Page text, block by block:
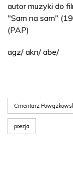
autor muzyki do
"Sam na sam"
(PAP)
agz/ akn/ abe/
Cmentarz
poezja